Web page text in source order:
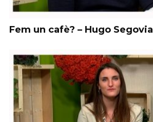
Fem un cafè? – Hugo Segovia